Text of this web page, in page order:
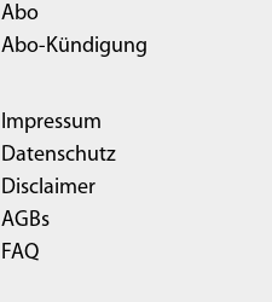
Abo
Abo-Kündigung
Impressum
Datenschutz
Disclaimer
AGBs
FAQ